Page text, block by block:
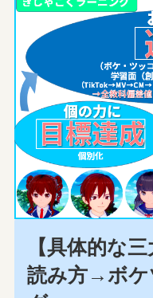
【具体的な
読み方→ボケ